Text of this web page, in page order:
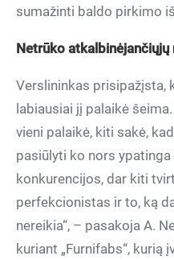
sumažinti baldo pirkimo
Netrūko
Verslininkas prisipažįsta,
labiausiai jį palaikė
vieni palaikė, kiti sakė,
pasiūlyti ko nors
konkurencijos, dar kiti
perfekcionistas ir to, ką
nereikia“, – pasakoja A.
kuriant „Furnifabs“, kurią